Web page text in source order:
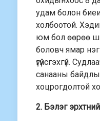
удам болон
холбоотой.
юм бол өөрөө
боловч ямар
үгүйсгэхгүй.
санааны
хоцрогдолтой
2. Бэлэг